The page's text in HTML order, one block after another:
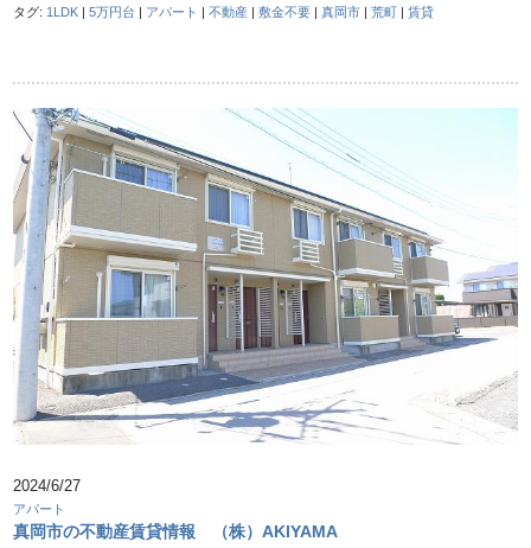
タグ: 1LDK |5万円台 | アパート |不動産 |敷金不要 |真岡市 |荒町 |賃貸
2024/6/27
アパート
真岡市の不動産賃貸情報 （株）AKIYAMA